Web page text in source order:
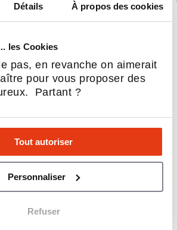
Détails À propos des cookies
les Cookies
pas, en revanche on aimerait
pour vous proposer des
Partant ?
Tout autoriser
Personnaliser
Refuser
personnel